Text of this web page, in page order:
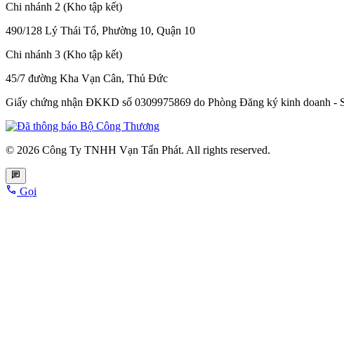
Chi nhánh 2 (Kho tập kết)
490/128 Lý Thái Tổ, Phường 10, Quận 10
Chi nhánh 3 (Kho tập kết)
45/7 đường Kha Vạn Cân, Thủ Đức
Giấy chứng nhận ĐKKD số 0309975869 do Phòng Đăng ký kinh doanh -
© 2026 Công Ty TNHH Vạn Tấn Phát. All rights reserved.
Gọi